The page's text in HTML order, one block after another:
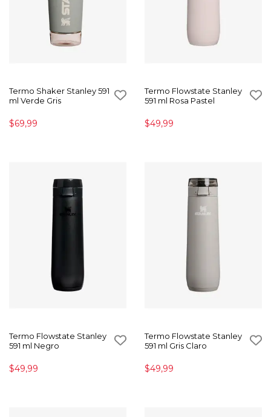
Termo Shaker Stanley 591
ml Verde Gris
$69,99
Termo Flowstate Stanley
591 ml Rosa Pastel
$49,99
Termo Flowstate Stanley
591 ml Negro
$49,99
Termo Flowstate Stanley
591 ml Gris Claro
$49,99